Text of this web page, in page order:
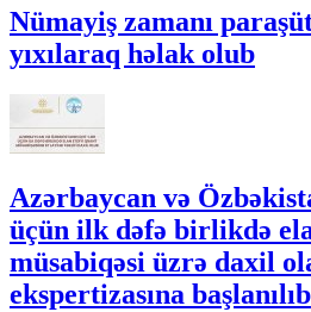
Nümayiş zamanı
yıxılaraq həlak olub
Azərbaycan və
üçün ilk dəfə birlikdə
müsabiqəsi üzrə daxil
ekspertizasına başlanılıb